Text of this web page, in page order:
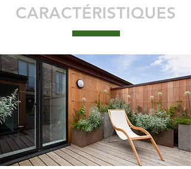
CARACTÉRISTIQUES